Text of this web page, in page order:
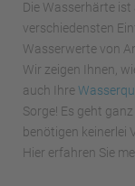
Die Wasserhärte
verschiedensten
Wasserwerte von
Wir zeigen Ihnen,
auch Ihre
Sorge! Es geht
benötigen keinerlei
Hier erfahren Sie